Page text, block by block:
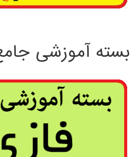
بسته آموزشی